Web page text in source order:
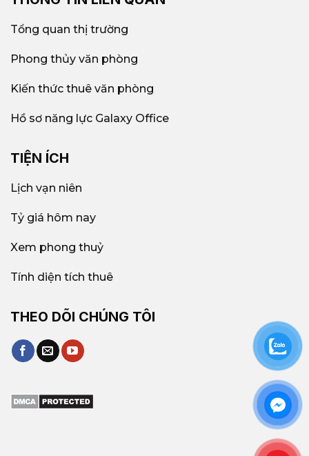
Tổng quan thị trường
Phong thủy văn phòng
Kiến thức thuê văn phòng
Hồ sơ năng lực Galaxy Office
TIỆN ÍCH
Lịch vạn niên
Tỷ giá hôm nay
Xem phong thuỷ
Tính diện tích thuê
THEO DÕI CHÚNG TÔI